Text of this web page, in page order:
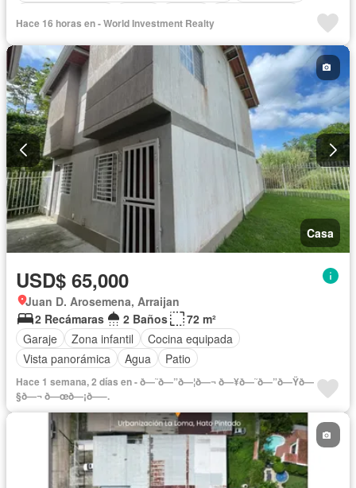
Internet
Gas natural
Vista panorámica
Cuarto de servicio
Cancha de tenis Agua
Hace 16 horas en - World Investment Realty
Casa
USD$ 65,000
Juan D. Arosemena, Arraijan
2 Recámaras
2 Baños
72 m²
Garaje
Zona infantil
Cocina equipada
Vista panorámica
Agua Patio
Hace 1 semana, 2 días en - ð—˜ð—”ð—¦ð—¬ ð—¥ð—˜ð—”ð—Ÿð—
§ð—¬ ð—œð—¡ð—–.